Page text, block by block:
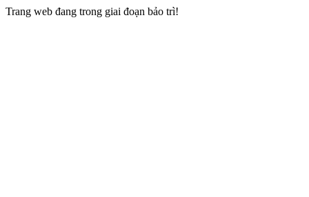
Trang web đang trong giai đoạn bảo trì!